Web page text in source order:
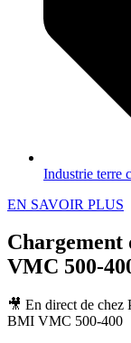
Industrie terre
EN SAVOIR PLUS
Chargement
VMC 500-
🎥 En direct de chez
BMI VMC 500-400